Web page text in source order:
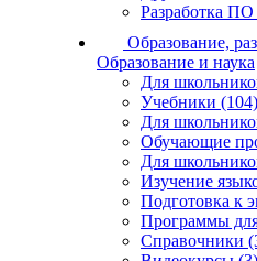
Разработка ПО
Образование,
Образование и наука
Для
Учебники (104)
Для
Обучающие
Для
Изучение
Подготовка к
Программы
Справочники